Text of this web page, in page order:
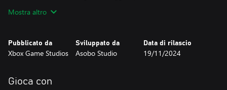
sfide Red Bull Air Race e Reno Air Races, incluse le nuove rotte
bellissimo pianeta per catturare maestosi paesaggi naturali e
visitare luoghi rinomati. Immortala queste avventure con delle
mentre ti impegni per catturare il momento perfetto.
Mostra altro
Pubblicato da
Xbox Game Studios
Sviluppato da
Asobo Studio
Data di rilascio
19/11/2024
Gioca con